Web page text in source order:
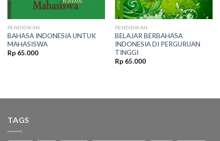
PENDIDIKAN
BAHASA INDONESIA UNTUK
MAHASISWA
Rp65.000
PENDIDIKAN
BELAJAR BERBAHASA
INDONESIA DI PERGURUAN
TINGGI
Rp65.000
TAGS